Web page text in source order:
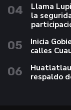
04
Llama
la
05
Inicia
calles
06
respaldo